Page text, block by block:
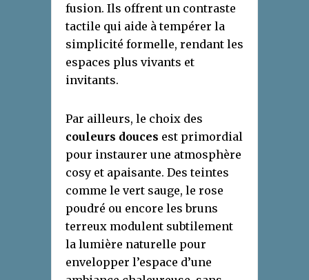
fusion. Ils offrent un contraste
tactile qui aide à tempérer la
simplicité formelle, rendant les
espaces plus vivants et
invitants.
Par ailleurs, le choix des
couleurs douces est primordial
pour instaurer une atmosphère
cosy et apaisante. Des teintes
comme le vert sauge, le rose
poudré ou encore les bruns
terreux modulent subtilement
la lumière naturelle pour
envelopper l’espace d’une